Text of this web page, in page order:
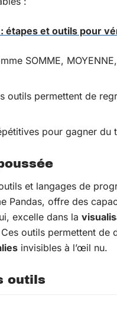
étapes et outils pour
SOMME,
outils permettent de
pour gagner du
et langages de
Pandas, offre des
excelle dans la
outils permettent de
invisibles à l’œil nu.
outils